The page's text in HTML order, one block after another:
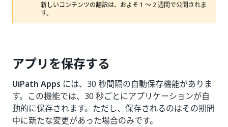
新しいコンテンツの翻訳は、およそ 1 ～ 2 週間で公開されま
す。
アプリを保存する
UiPath Apps には、30 秒間隔の自動保存機能がありま
す。この機能では、30 秒ごとにアプリケーションが自
動的に保存されます。ただし、保存されるのはその期間
中に新たな変更があった場合のみです。